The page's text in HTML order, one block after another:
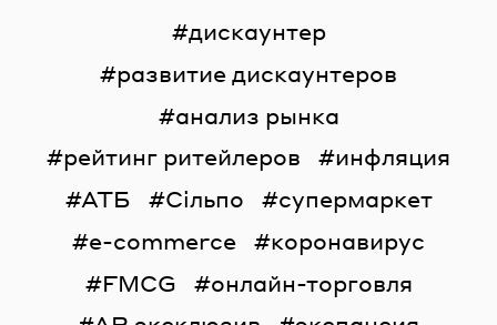
дискаунтер
развитие дискаунтеров
анализ рынка
рейтинг ритейлеров
инфляция
АТБ
Сільпо
супермаркет
e-commerce
коронавирус
FMCG
онлайн-торговля